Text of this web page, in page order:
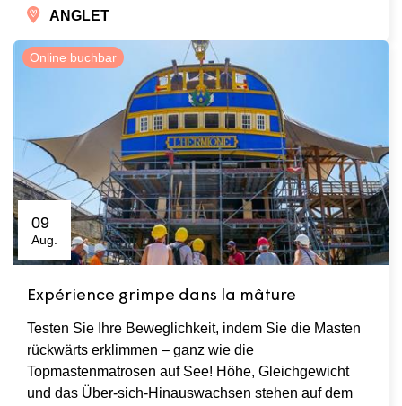
ANGLET
Online buchbar
09
Aug.
Expérience grimpe dans la mâture
Testen Sie Ihre Beweglichkeit, indem Sie die Masten
rückwärts erklimmen – ganz wie die
Topmastenmatrosen auf See! Höhe, Gleichgewicht
und das Über-sich-Hinauswachsen stehen auf dem